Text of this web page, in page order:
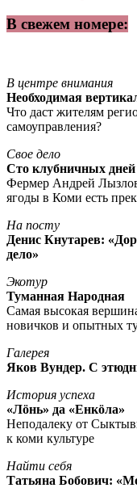
В свежем номере:
В центре внимания
Необходимая
Что даст жителям
самоуправления?
Свое дело
Сто клубничных дней
Фермер Андрей
ягоды в Коми есть
На посту
Денис Кнутарев:
дело»
Экотур
Туманная Народная
Самая высокая
новичков и опытных
Галерея
Яков Вундер. С
История успеха
«Лöнь» да «Енкöла»
Неподалеку от
к коми культуре
Найти себя
Татьяна Бобович: